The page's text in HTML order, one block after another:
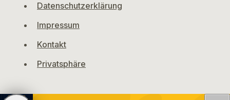
Datenschutzerklärung
Impressum
Kontakt
Privatsphäre